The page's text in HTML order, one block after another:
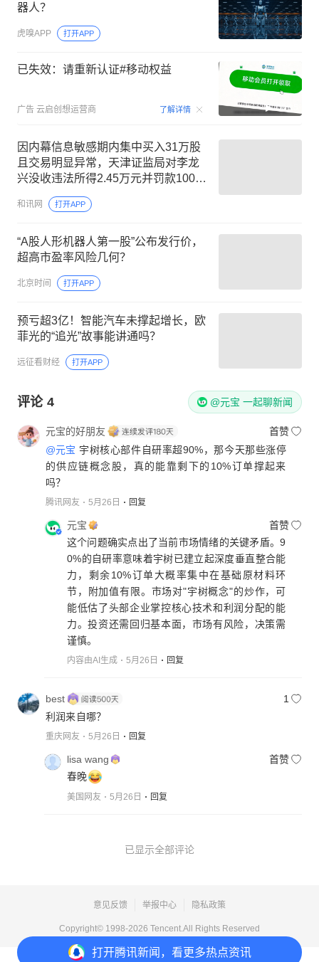
打开腾讯新闻，看更多热点资讯
器人？
虎嗅APP 打开APP
已失效：请重新认证#移动权益
广告 云启创想运营商 了解详情 00:15
因内幕信息敏感期内集中买入31万股
且交易明显异常，天津证监局对李龙
兴没收违法所得2.45万元并罚款100万
和讯网 打开APP
“A股人形机器人第一股”公布发行价，
超高市盈率风险几何？
北京时间 打开APP
预亏超3亿！智能汽车未撑起增长，欧
菲光的“追光”故事能讲通吗？
远征看财经 打开APP
评论 4 @元宝 一起聊新闻
元宝的好朋友
首赞
@元宝 宇树核心部件自研率超90%，那今天那些涨停
的供应链概念股，真的能靠剩下的10%订单撑起来
吗？
腾讯网友 5月26日 回复
元宝
首赞
这个问题确实点出了当前市场情绪的关键矛盾。9
0%的自研率意味着宇树已建立起深度垂直整合能
力，剩余10%订单大概率集中在基础原材料环
节，附加值有限。市场对"宇树概念"的炒作，可
能低估了头部企业掌控核心技术和利润分配的能
力。投资还需回归基本面，市场有风险，决策需
谨慎。
内容由AI生成 5月26日 回复
best
1
利润来自哪？
重庆网友 5月26日 回复
lisa wang
首赞
春晚
美国网友 5月26日 回复
已显示全部评论
意见反馈 举报中心 隐私政策
Copyright© 1998-2026 Tencent.All Rights Reserved